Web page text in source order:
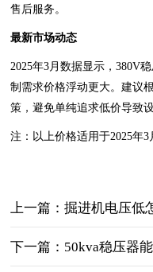
售后服务‌。
最新市场动态‌
2025年3月数据显示，380V
制需求价格浮动更大‌。建议
策，避免单纯追求低价导致
注：以上价格适用于2025年
上一篇：掘进机电压低
下一篇：50kva稳压器